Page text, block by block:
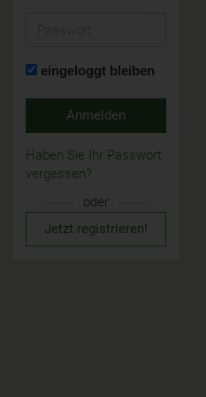
eingeloggt bleiben
Anmelden
Haben Sie Ihr Passwort
vergessen?
oder
Jetzt registrieren!